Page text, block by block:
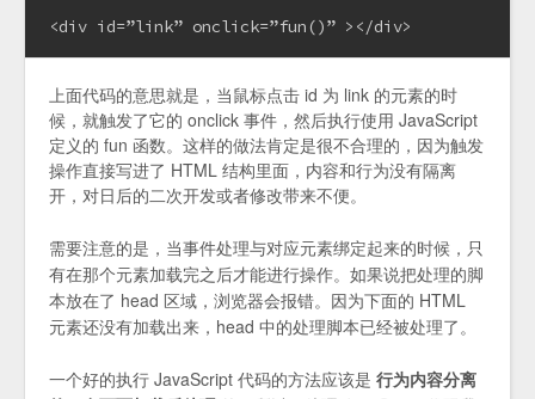
<div id=”link” onclick=”fun()” ></div>
上面代码的意思就是，当鼠标点击 id 为 link 的元素的时
候，就触发了它的 onclick 事件，然后执行使用 JavaScript
定义的 fun 函数。这样的做法肯定是很不合理的，因为触发
操作直接写进了 HTML 结构里面，内容和行为没有隔离
开，对日后的二次开发或者修改带来不便。
需要注意的是，当事件处理与对应元素绑定起来的时候，只
有在那个元素加载完之后才能进行操作。如果说把处理的脚
本放在了 head 区域，浏览器会报错。因为下面的 HTML
元素还没有加载出来，head 中的处理脚本已经被处理了。
一个好的执行 JavaScript 代码的方法应该是 行为内容分离